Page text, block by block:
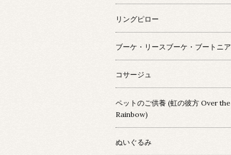
リングピロー
ブーケ・リースブーケ・ブートニア
コサージュ
ペットのご供養 (虹の彼方 Over the
Rainbow)
ぬいぐるみ